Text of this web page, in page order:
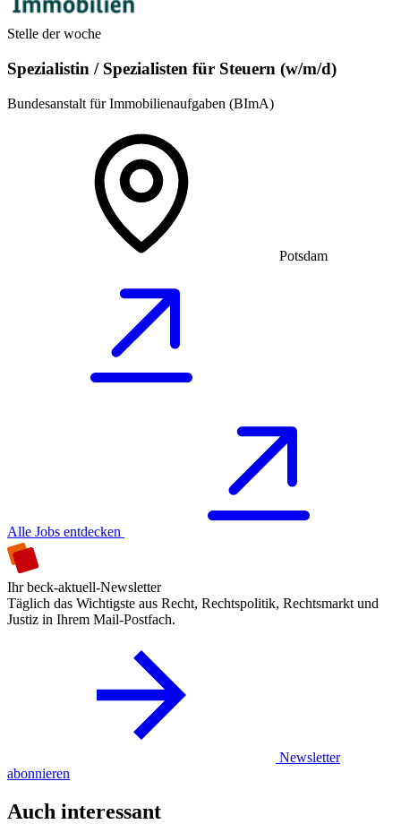
Stelle der woche
Spezialistin / Spezialisten für Steuern (w/m/d)
Bundesanstalt für Immobilienaufgaben (BImA)
Potsdam
Alle Jobs entdecken
Ihr beck-aktuell-Newsletter
Täglich das Wichtigste aus Recht, Rechtspolitik, Rechtsmarkt und
Justiz in Ihrem Mail-Postfach.
Newsletter
abonnieren
Auch interessant